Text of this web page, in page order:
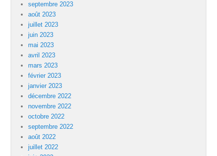
septembre 2023
août 2023
juillet 2023
juin 2023
mai 2023
avril 2023
mars 2023
février 2023
janvier 2023
décembre 2022
novembre 2022
octobre 2022
septembre 2022
août 2022
juillet 2022